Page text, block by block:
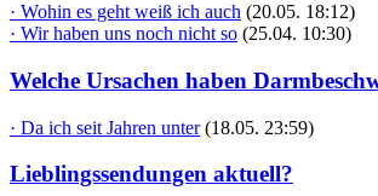
· Wohin es geht weiß ich auch (20.05. 18:12)
· Wir haben uns noch nicht so (25.04. 10:30)
Welche Ursachen haben
· Da ich seit Jahren unter (18.05. 23:59)
Lieblingssendungen aktuell?